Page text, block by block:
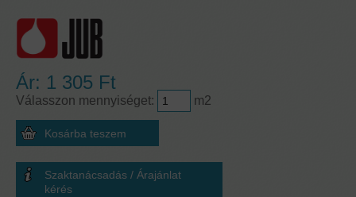
Ár: 1 305 Ft
Válasszon mennyiséget: m2
Szaktanácsadás / Árajánlat
kérés